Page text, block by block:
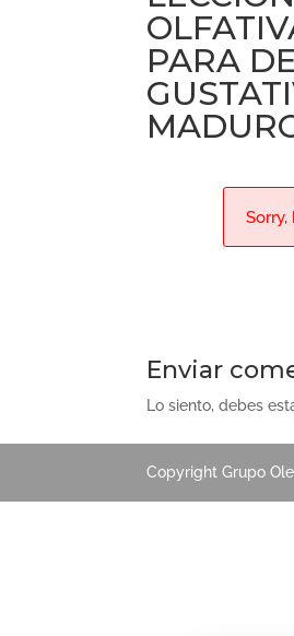
PARA
Enviar
Lo siento, debes
Copyright Grupo